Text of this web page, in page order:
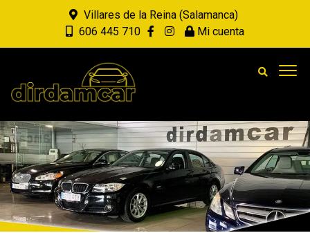
Villares de la Reina (Salamanca)
606 445 710
Mi cuenta